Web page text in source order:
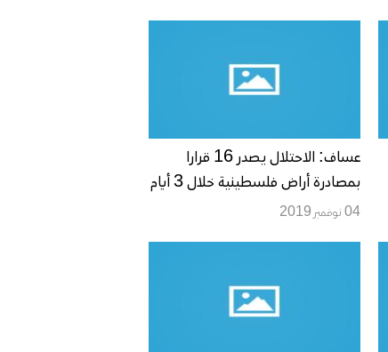
عساف: الاحتلال يصدر 16 قرارا
بمصادرة أراض فلسطينية خلال 3 أيام
04 نوفمبر 2019